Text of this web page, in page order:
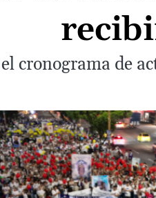
cronograma de